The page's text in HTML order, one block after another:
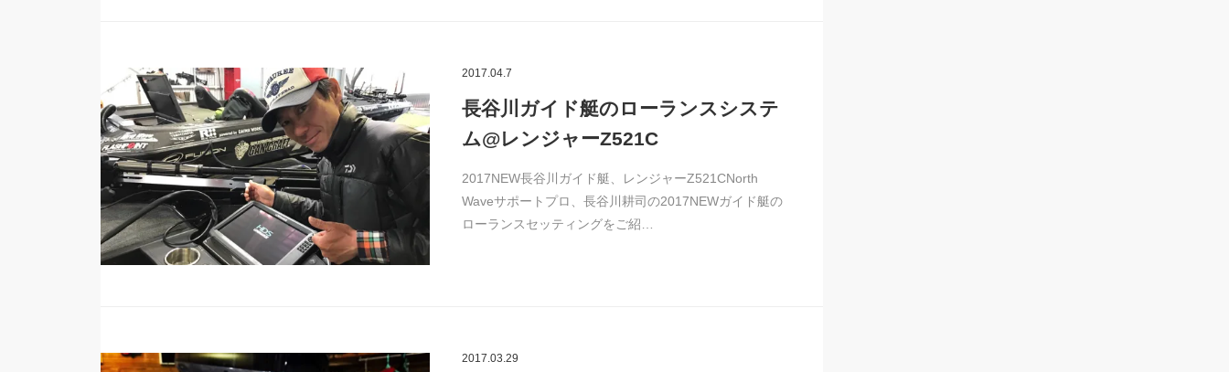
2017.04.7
長谷川ガイド艇のローランスシステ
ム@レンジャーZ521C
2017NEW長谷川ガイド艇、レンジャーZ521CNorth
Waveサポートプロ、長谷川耕司の2017NEWガイド艇の
ローランスセッティングをご紹…
2017.03.29